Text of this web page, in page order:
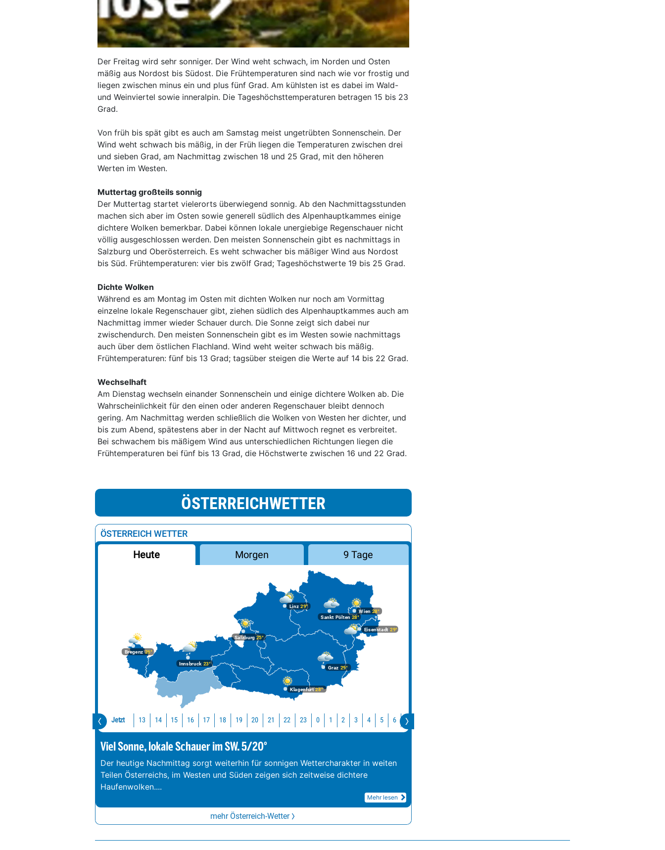
Der Freitag wird sehr sonniger. Der Wind weht schwach, im Norden und Osten
mäßig aus Nordost bis Südost. Die Frühtemperaturen sind nach wie vor frostig und
liegen zwischen minus ein und plus fünf Grad. Am kühlsten ist es dabei im Wald-
und Weinviertel sowie inneralpin. Die Tageshöchsttemperaturen betragen 15 bis 23
Grad.
Von früh bis spät gibt es auch am Samstag meist ungetrübten Sonnenschein. Der
Wind weht schwach bis mäßig, in der Früh liegen die Temperaturen zwischen drei
und sieben Grad, am Nachmittag zwischen 18 und 25 Grad, mit den höheren
Werten im Westen.
Muttertag großteils sonnig
Der Muttertag startet vielerorts überwiegend sonnig. Ab den Nachmittagsstunden
machen sich aber im Osten sowie generell südlich des Alpenhauptkammes einige
dichtere Wolken bemerkbar. Dabei können lokale unergiebige Regenschauer nicht
völlig ausgeschlossen werden. Den meisten Sonnenschein gibt es nachmittags in
Salzburg und Oberösterreich. Es weht schwacher bis mäßiger Wind aus Nordost
bis Süd. Frühtemperaturen: vier bis zwölf Grad; Tageshöchstwerte 19 bis 25 Grad.
Dichte Wolken
Während es am Montag im Osten mit dichten Wolken nur noch am Vormittag
einzelne lokale Regenschauer gibt, ziehen südlich des Alpenhauptkammes auch am
Nachmittag immer wieder Schauer durch. Die Sonne zeigt sich dabei nur
zwischendurch. Den meisten Sonnenschein gibt es im Westen sowie nachmittags
auch über dem östlichen Flachland. Wind weht weiter schwach bis mäßig.
Frühtemperaturen: fünf bis 13 Grad; tagsüber steigen die Werte auf 14 bis 22 Grad.
Wechselhaft
Am Dienstag wechseln einander Sonnenschein und einige dichtere Wolken ab. Die
Wahrscheinlichkeit für den einen oder anderen Regenschauer bleibt dennoch
gering. Am Nachmittag werden schließlich die Wolken von Westen her dichter, und
bis zum Abend, spätestens aber in der Nacht auf Mittwoch regnet es verbreitet.
Bei schwachem bis mäßigem Wind aus unterschiedlichen Richtungen liegen die
Frühtemperaturen bei fünf bis 13 Grad, die Höchstwerte zwischen 16 und 22 Grad.
ÖSTERREICHWETTER
ÖSTERREICH WETTER
Heute Morgen 9 Tage
Bregenz26°
Graz 29°
Innsbruck23°
Klagenfurt28°
Linz 29°
Salzburg25°
Wien 28°
Eisenstadt 29°
Sankt Pölten 28°
Jetzt 13 14 15 16 17 18 19 20 21 22 23 0 1 2 3 4 5 6 7
Viel Sonne, lokale Schauer im SW. 5/20°
Der heutige Nachmittag sorgt weiterhin für sonnigen Wettercharakter in weiten
Teilen Österreichs, im Westen und Süden zeigen sich zeitweise dichtere
Haufenwolken....
Mehr lesen
mehr Österreich-Wetter